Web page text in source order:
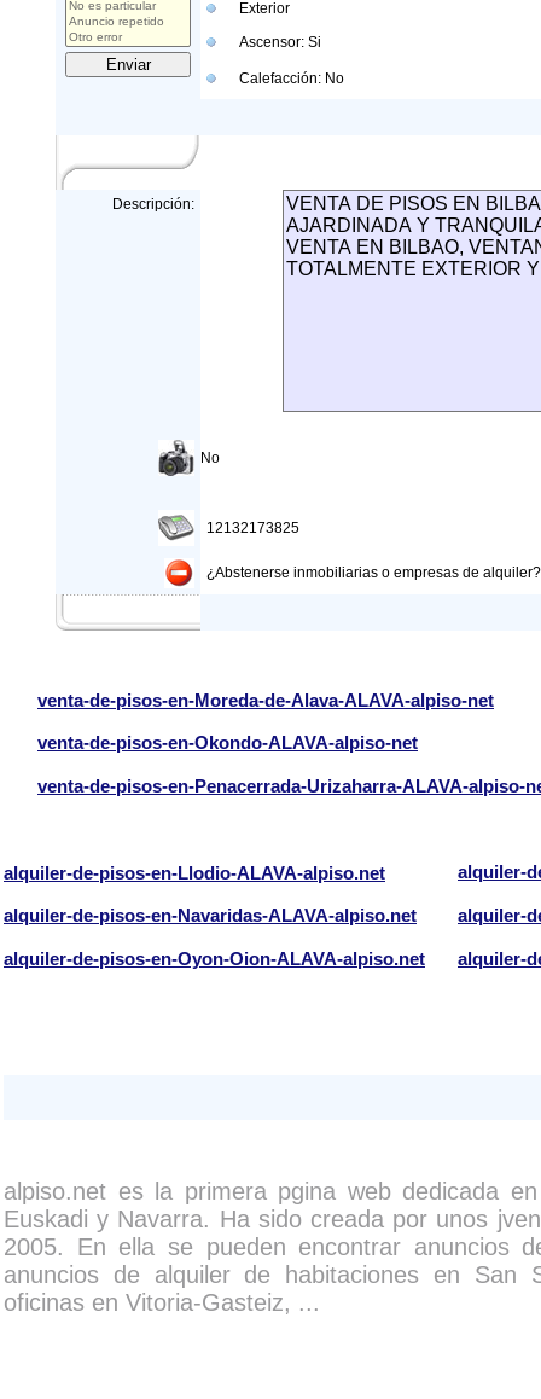
Exterior
Ascensor: Si
Calefacción: No
Descripción:
No
12132173825
¿Abstenerse inmobiliarias o empresas de
venta-de-pisos-en-Moreda-de-Alava-ALAVA-alpiso-net
venta-de-pisos-en-Okondo-ALAVA-alpiso-net
venta-de-pisos-en-Penacerrada-Urizaharra-ALAVA-alpiso-
alquiler-de-pisos-en-Llodio-ALAVA-alpiso.net alquiler-
alquiler-de-pisos-en-Navaridas-ALAVA-alpiso.net alquiler-
alquiler-de-pisos-en-Oyon-Oion-ALAVA-alpiso.net alquiler-
alpiso.net es la primera pgina web dedicada
Euskadi y Navarra. Ha sido creada por unos
2005. En ella se pueden encontrar anuncios
anuncios de alquiler de habitaciones en San
oficinas en Vitoria-Gasteiz, ...